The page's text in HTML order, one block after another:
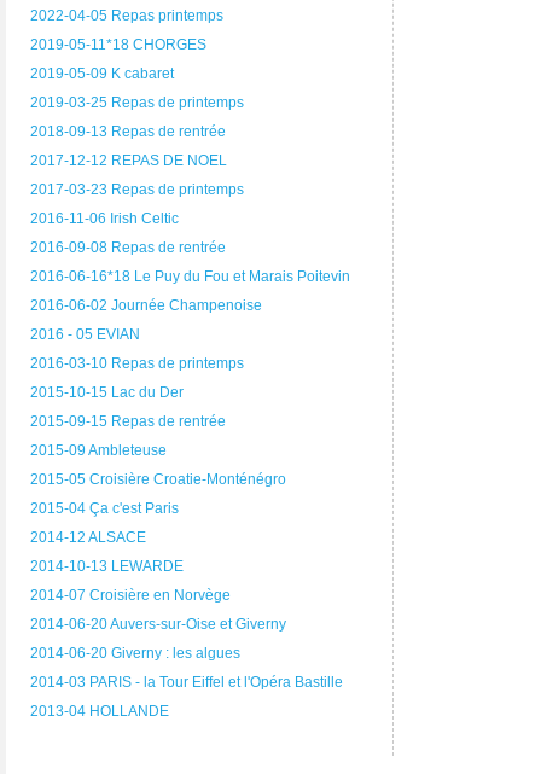
2022-04-05 Repas printemps
2019-05-11*18 CHORGES
2019-05-09 K cabaret
2019-03-25 Repas de printemps
2018-09-13 Repas de rentrée
2017-12-12 REPAS DE NOEL
2017-03-23 Repas de printemps
2016-11-06 Irish Celtic
2016-09-08 Repas de rentrée
2016-06-16*18 Le Puy du Fou et Marais Poitevin
2016-06-02 Journée Champenoise
2016 - 05 EVIAN
2016-03-10 Repas de printemps
2015-10-15 Lac du Der
2015-09-15 Repas de rentrée
2015-09 Ambleteuse
2015-05 Croisière Croatie-Monténégro
2015-04 Ça c'est Paris
2014-12 ALSACE
2014-10-13 LEWARDE
2014-07 Croisière en Norvège
2014-06-20 Auvers-sur-Oise et Giverny
2014-06-20 Giverny : les algues
2014-03 PARIS - la Tour Eiffel et l'Opéra Bastille
2013-04 HOLLANDE